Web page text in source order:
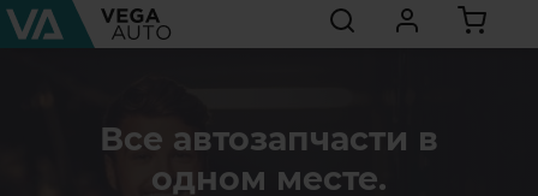
Все автозапчасти в
одном месте.